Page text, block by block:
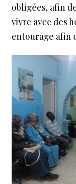
obligées, afin
vivre avec des
entourage afin